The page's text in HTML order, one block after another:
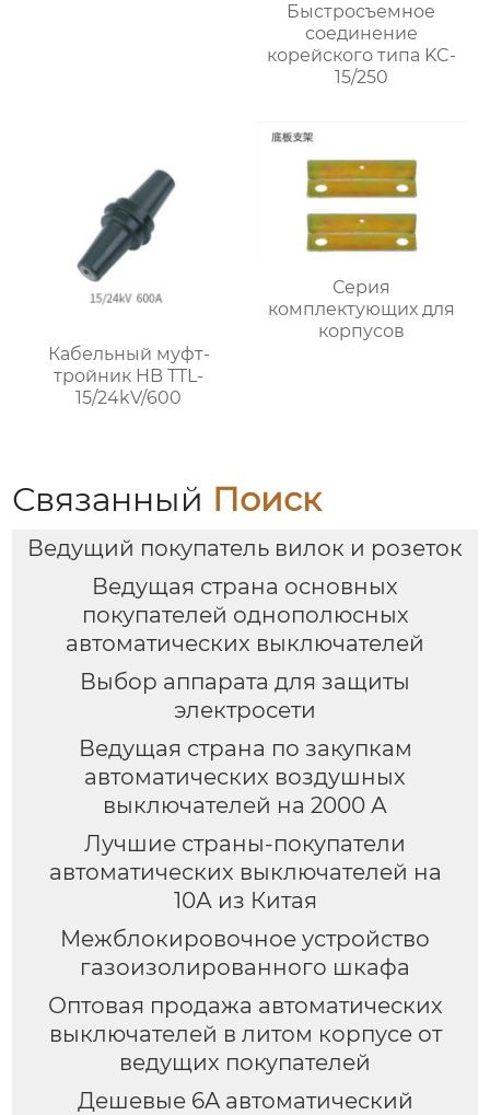
Быстросъемное
соединение
корейского типа KC-
15/250
Кабельный муфт-
тройник HB TTL-
15/24kV/600
Серия
комплектующих для
корпусов
Связанный Поиск
Ведущий покупатель вилок и розеток
Ведущая страна основных
покупателей однополюсных
автоматических выключателей
Выбор аппарата для защиты
электросети
Ведущая страна по закупкам
автоматических воздушных
выключателей на 2000 А
Лучшие страны-покупатели
автоматических выключателей на
10А из Китая
Межблокировочное устройство
газоизолированного шкафа
Оптовая продажа автоматических
выключателей в литом корпусе от
ведущих покупателей
Дешевые 6A автоматический